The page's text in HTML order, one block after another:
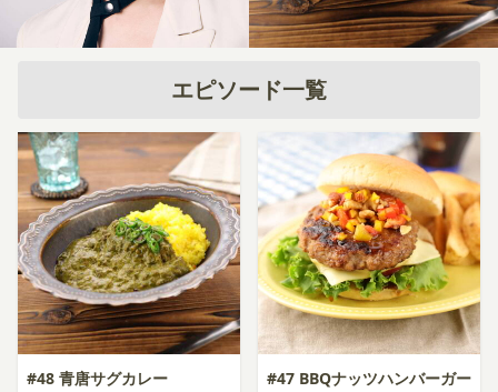
エピソード一覧
#48 青唐サグカレー #47 BBQナッツハンバーガー